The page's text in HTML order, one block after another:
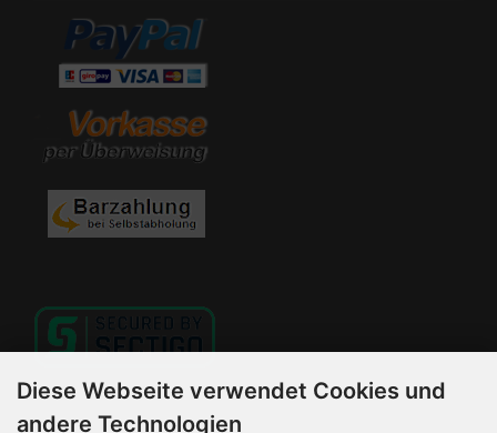
Diese Webseite verwendet Cookies und
andere Technologien